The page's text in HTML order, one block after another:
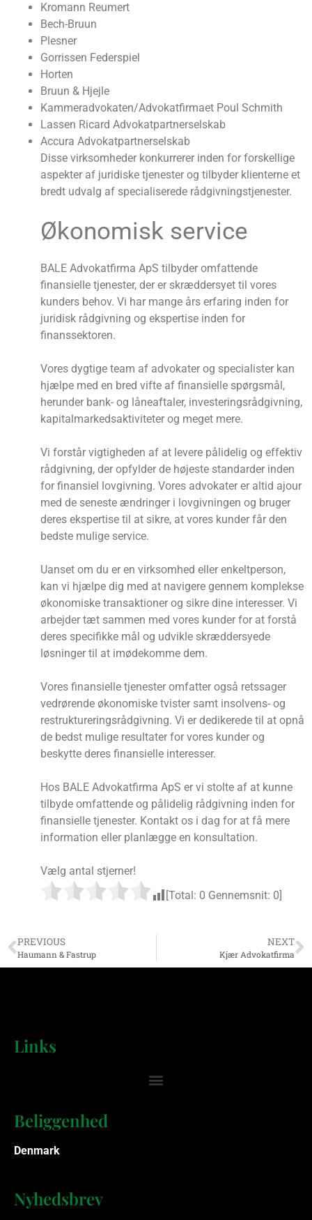
Kromann Reumert
Bech-Bruun
Plesner
Gorrissen Federspiel
Horten
Bruun & Hjejle
Kammeradvokaten/Advokatfirmaet Poul Schmith
Lassen Ricard Advokatpartnerselskab
Accura Advokatpartnerselskab
Disse virksomheder konkurrerer inden for forskellige
aspekter af juridiske tjenester og tilbyder klienterne et
bredt udvalg af specialiserede rådgivningstjenester.
Økonomisk service
BALE Advokatfirma ApS tilbyder omfattende
finansielle tjenester, der er skræddersyet til vores
kunders behov. Vi har mange års erfaring inden for
juridisk rådgivning og ekspertise inden for
finanssektoren.
Vores dygtige team af advokater og specialister kan
hjælpe med en bred vifte af finansielle spørgsmål,
herunder bank- og låneaftaler, investeringsrådgivning,
kapitalmarkedsaktiviteter og meget mere.
Vi forstår vigtigheden af at levere pålidelig og effektiv
rådgivning, der opfylder de højeste standarder inden
for finansiel lovgivning. Vores advokater er altid ajour
med de seneste ændringer i lovgivningen og bruger
deres ekspertise til at sikre, at vores kunder får den
bedste mulige service.
Uanset om du er en virksomhed eller enkeltperson,
kan vi hjælpe dig med at navigere gennem komplekse
økonomiske transaktioner og sikre dine interesser. Vi
arbejder tæt sammen med vores kunder for at forstå
deres specifikke mål og udvikle skræddersyede
løsninger til at imødekomme dem.
Vores finansielle tjenester omfatter også retssager
vedrørende økonomiske tvister samt insolvens- og
restruktureringsrådgivning. Vi er dedikerede til at opnå
de bedst mulige resultater for vores kunder og
beskytte deres finansielle interesser.
Hos BALE Advokatfirma ApS er vi stolte af at kunne
tilbyde omfattende og pålidelig rådgivning inden for
finansielle tjenester. Kontakt os i dag for at få mere
information eller planlægge en konsultation.
Vælg antal stjerner!
[Total: 0 Gennemsnit: 0
PREVIOUS
Haumann & Fastrup
NEXT
Kjær Advokatfirma
Links
Beliggenhed
Denmark
Nyhedsbrev